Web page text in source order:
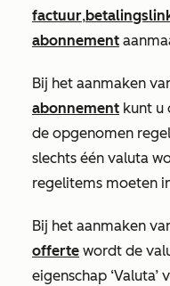
factuur,
abonnement
Bij het aanmaken
abonnement kunt u
de opgenomen
slechts één valuta
regelitems moeten
Bij het aanmaken
offerte wordt de
eigenschap ‘Valuta’